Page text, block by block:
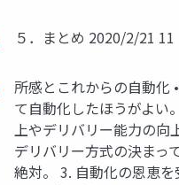
５．まとめ 2020/2/21 11
所感とこれからの自動化
て自動化したほうがよい
上やデリバリー能力の向
デリバリー方式の決まっ
絶対。 3. 自動化の恩恵